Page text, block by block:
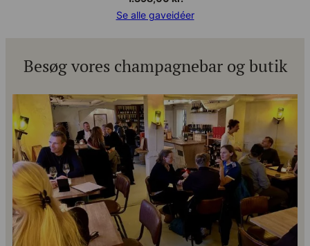
Se alle gaveidéer
Besøg vores champagnebar og butik